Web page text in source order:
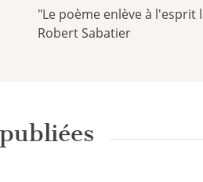
"Le poème enlève à l'esprit
Robert Sabatier